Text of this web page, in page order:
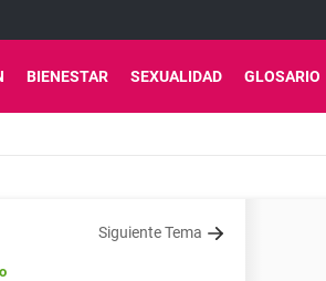
BIENESTAR SEXUALIDAD GLOSARIO
Siguiente Tema